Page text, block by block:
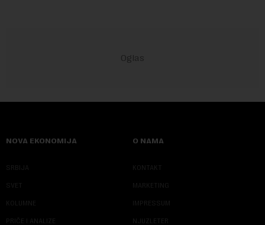
NOVA EKONOMIJA
SRBIJA
SVET
KOLUMNE
PRIČE I ANALIZE
O NAMA
KONTAKT
MARKETING
IMPRESSUM
NJUZLETER